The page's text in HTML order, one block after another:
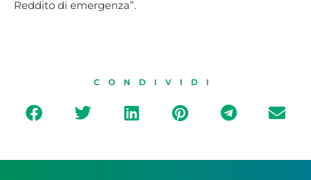
Reddito di emergenza”.
CONDIVIDI